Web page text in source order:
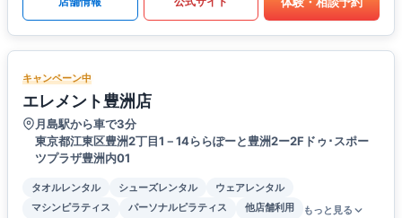
キャンペーン中
エレメント豊洲店
月島駅から車で3分
東京都江東区豊洲2丁目1－14ららぽーと豊洲2ー2Fドゥ･スポー
ツプラザ豊洲内01
タオルレンタル シューズレンタル
ウェアレンタル
マシンピラティス
パーソナルピラティス 他店舗利用 もっと見る